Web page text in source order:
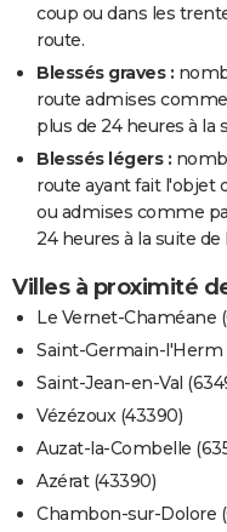
coup ou dans les
route.
Blessés graves :
route admises
plus de 24 heures à la
Blessés légers :
route ayant fait l'objet
ou admises comme
24 heures à la suite de
Villes à proximité
Le Vernet-Chaméane
Saint-Germain-l'Herm
Saint-Jean-en-Val
Vézézoux (43390)
Auzat-la-Combelle
Azérat (43390)
Chambon-sur-Dolore